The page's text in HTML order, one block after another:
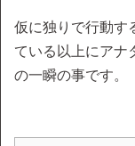
仮に独りで行動す
ている以上にアナ
の一瞬の事です。